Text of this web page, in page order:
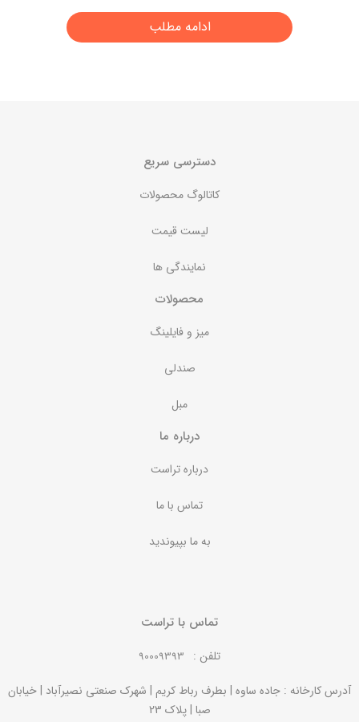
ادامه مطلب
دسترسی سریع
کاتالوگ محصولات
لیست قیمت
نمایندگی ها
محصولات
میز و فایلینگ
صندلی
مبل
درباره ما
درباره تراست
تماس با ما
به ما بپیوندید
تماس با تراست
تلفن : 90009393
آدرس کارخانه : جاده ساوه | بطرف رباط کریم | شهرک صنعتی نصیرآباد | خیابان
صبا | پلاک 23